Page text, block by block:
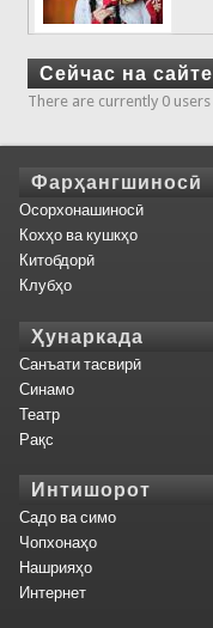
Сейчас на сайте
There are currently 0
Фарҳангшиносӣ
Осорхонашиносӣ
Кохҳо ва кушкҳо
Китобдорӣ
Клубҳо
Ҳунаркада
Санъати тасвирӣ
Синамо
Театр
Рақс
Интишорот
Садо ва симо
Чопхонаҳо
Нашрияҳо
Интернет